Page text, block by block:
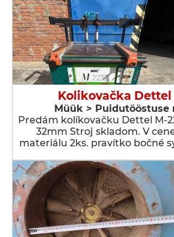
Kolikovačka Dettel
Müük > Puidutööstuse
Predám kolíkovačku Dettel M-
32mm Stroj skladom. V
materiálu 2ks. pravítko bočné